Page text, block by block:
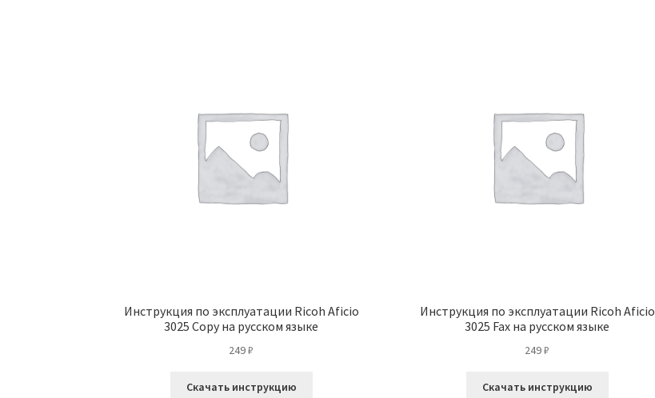
Инструкция по эксплуатации Ricoh Aficio
3025 Copy на русском языке
249₽
Скачать инструкцию
Инструкция по эксплуатации Ricoh Aficio
3025 Fax на русском языке
249₽
Скачать инструкцию